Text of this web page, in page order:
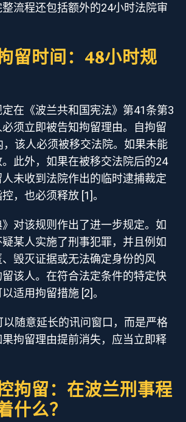
流程还包括额外的24小时法院审
留时间：48小时规
在《波兰共和国宪法》第41条第3
须立即被告知拘留理由。自拘留
，该人必须被移交法院。如果未能
此外，如果在被移交法院后的24
未收到法院作出的临时逮捕裁定
，也必须释放 [1]。
》对该规则作出了进一步规定。如
某人实施了刑事犯罪，并且例如
毁灭证据或无法确定身份的风
该人。在符合法定条件的特定快
适用拘留措施 [2]。
以随意延长的讯问窗口，而是严格
拘留理由提前消失，应当立即释
拘留：在波兰刑事程
什么？